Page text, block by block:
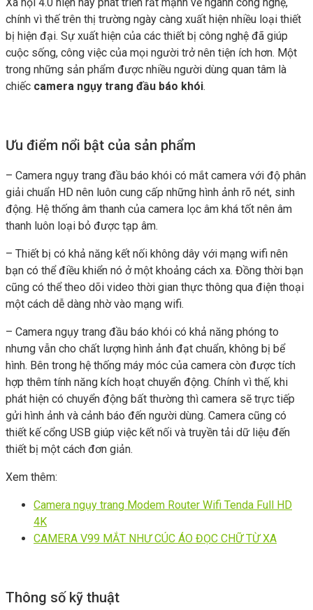
chính vì thế trên thị trường ngày càng xuất hiện nhiều loại thiết
bị hiện đại. Sự xuất hiện của các thiết bị công nghệ đã giúp
cuộc sống, công việc của mọi người trở nên tiện ích hơn. Một
trong những sản phẩm được nhiều người dùng quan tâm là
chiếc camera ngụy trang đầu báo khói.
Ưu điểm nổi bật của sản phẩm
– Camera ngụy trang đầu báo khói có mắt camera với độ phân
giải chuẩn HD nên luôn cung cấp những hình ảnh rõ nét, sinh
động. Hệ thống âm thanh của camera lọc âm khá tốt nên âm
thanh luôn loại bỏ được tạp âm.
– Thiết bị có khả năng kết nối không dây với mạng wifi nên
bạn có thể điều khiển nó ở một khoảng cách xa. Đồng thời bạn
cũng có thể theo dõi video thời gian thực thông qua điện thoại
một cách dễ dàng nhờ vào mạng wifi.
– Camera ngụy trang đầu báo khói có khả năng phóng to
nhưng vẫn cho chất lượng hình ảnh đạt chuẩn, không bị bể
hình. Bên trong hệ thống máy móc của camera còn được tích
hợp thêm tính năng kích hoạt chuyển động. Chính vì thế, khi
phát hiện có chuyển động bất thường thì camera sẽ trực tiếp
gửi hình ảnh và cảnh báo đến người dùng. Camera cũng có
thiết kế cổng USB giúp việc kết nối và truyền tải dữ liệu đến
thiết bị một cách đơn giản.
Xem thêm:
Camera ngụy trang Modem Router Wifi Tenda Full HD
4K
CAMERA V99 MẮT NHƯ CÚC ÁO ĐỌC CHỮ TỪ XA
Thông số kỹ thuật